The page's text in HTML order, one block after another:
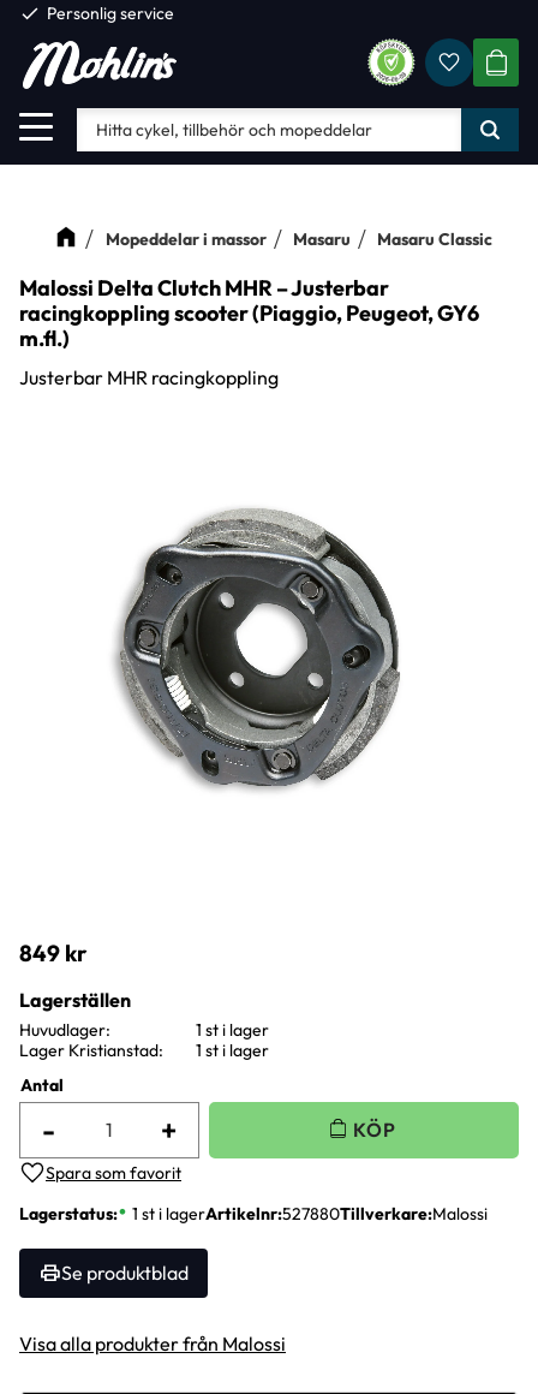
Meny
check Personlig service
Mopeddelar i massor Masaru Masaru Classic
Malossi Delta Clutch MHR – Justerbar
racingkoppling scooter (Piaggio, Peugeot, GY6
m.fl.)
Justerbar MHR racingkoppling
849 kr
Antal
+
-
Lägg till i favoriter
Lagerstatus 1 st i lagerArtikelnr 527880Tillverkare Malossi
Se produktblad
Lagerställen
Huvudlager
1 st i lager
Lager Kristianstad
1 st i lager
Visa alla produkter från Malossi